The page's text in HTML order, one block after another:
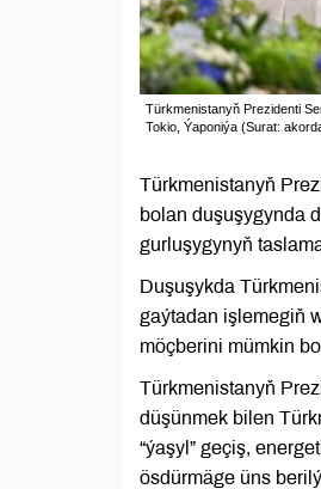
Türkmenistanyň Prezidenti
Tokio, Ýaponiýa (Surat:
Türkmenistanyň
bolan duşuşygynda
gurluşygynyň
Duşuşykda
gaýtadan işlemegiň
möçberini mümkin
Türkmenistanyň
düşünmek bilen
“ýaşyl” geçiş,
ösdürmäge üns